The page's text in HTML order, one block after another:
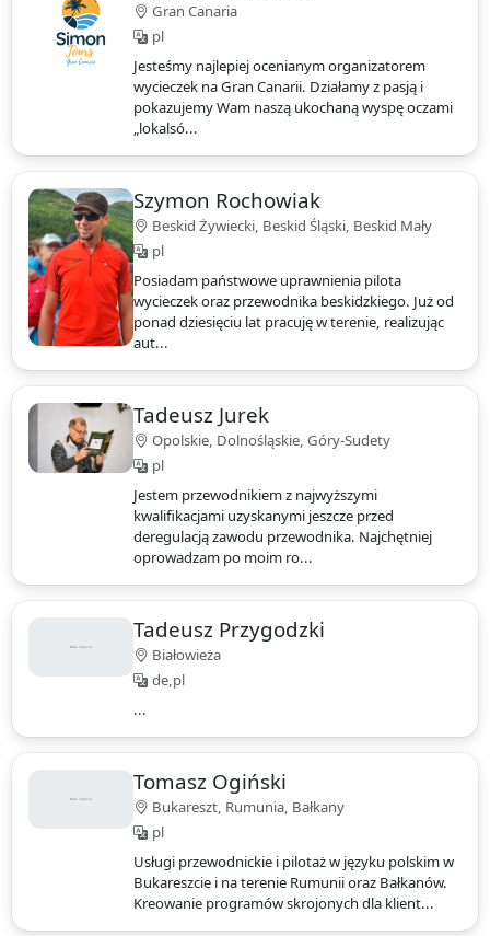
Gran Canaria
pl
Jesteśmy najlepiej ocenianym organizatorem
wycieczek na Gran Canarii. Działamy z pasją i
pokazujemy Wam naszą ukochaną wyspę oczami
„lokalsó...
Szymon Rochowiak
Beskid Żywiecki, Beskid Śląski, Beskid Mały
pl
Posiadam państwowe uprawnienia pilota
wycieczek oraz przewodnika beskidzkiego. Już od
ponad dziesięciu lat pracuję w terenie, realizując
aut...
Tadeusz Jurek
Opolskie, Dolnośląskie, Góry-Sudety
pl
Jestem przewodnikiem z najwyższymi
kwalifikacjami uzyskanymi jeszcze przed
deregulacją zawodu przewodnika. Najchętniej
oprowadzam po moim ro...
Tadeusz Przygodzki
Białowieża
de,pl
...
Tomasz Ogiński
Bukareszt, Rumunia, Bałkany
pl
Usługi przewodnickie i pilotaż w języku polskim w
Bukareszcie i na terenie Rumunii oraz Bałkanów.
Kreowanie programów skrojonych dla klient...